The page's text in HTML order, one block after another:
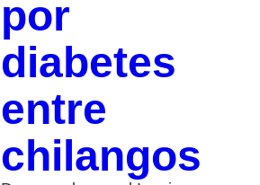
por
diabetes
entre
chilangos